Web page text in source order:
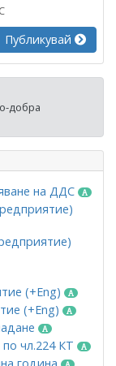
Публикувай
добра
на ДДС
(+Eng)
(+Eng)
чл.224 КТ